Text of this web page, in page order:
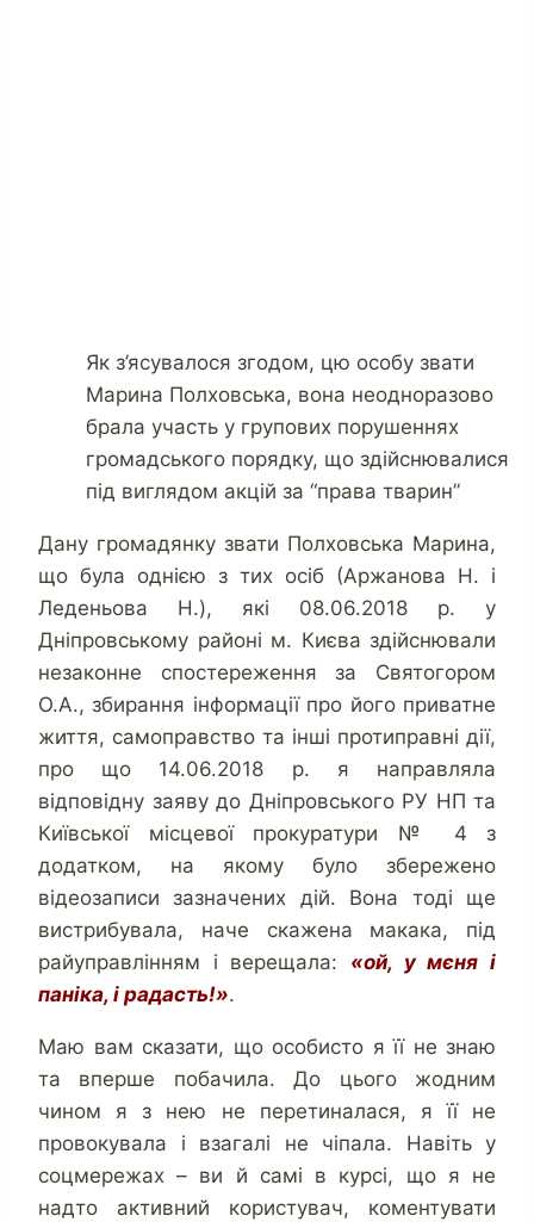
Як з’ясувалося згодом, цю особу звати
Марина Полховська, вона неодноразово
брала участь у групових порушеннях
громадського порядку, що здійснювалися
під виглядом акцій за “права тварин”
Дану громадянку звати Полховська Марина,
що була однією з тих осіб (Аржанова Н. і
Леденьова Н.), які 08.06.2018 р. у
Дніпровському районі м. Києва здійснювали
незаконне спостереження за Святогором
О.А., збирання інформації про його приватне
життя, самоправство та інші протиправні дії,
про що 14.06.2018 р. я направляла
відповідну заяву до Дніпровського РУ НП та
Київської місцевої прокуратури № 4 з
додатком, на якому було збережено
відеозаписи зазначених дій. Вона тоді ще
вистрибувала, наче скажена макака, під
райуправлінням і верещала: «ой, у мєня і
паніка, і радасть!».
Маю вам сказати, що особисто я її не знаю
та вперше побачила. До цього жодним
чином я з нею не перетиналася, я її не
провокувала і взагалі не чіпала. Навіть у
соцмережах – ви й самі в курсі, що я не
надто активний користувач, коментувати